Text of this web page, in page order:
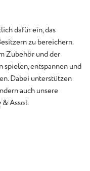
dafür ein, das
zu bereichern.
Zubehör und der
spielen, entspannen und
Dabei unterstützen
auch unsere
& Assol.